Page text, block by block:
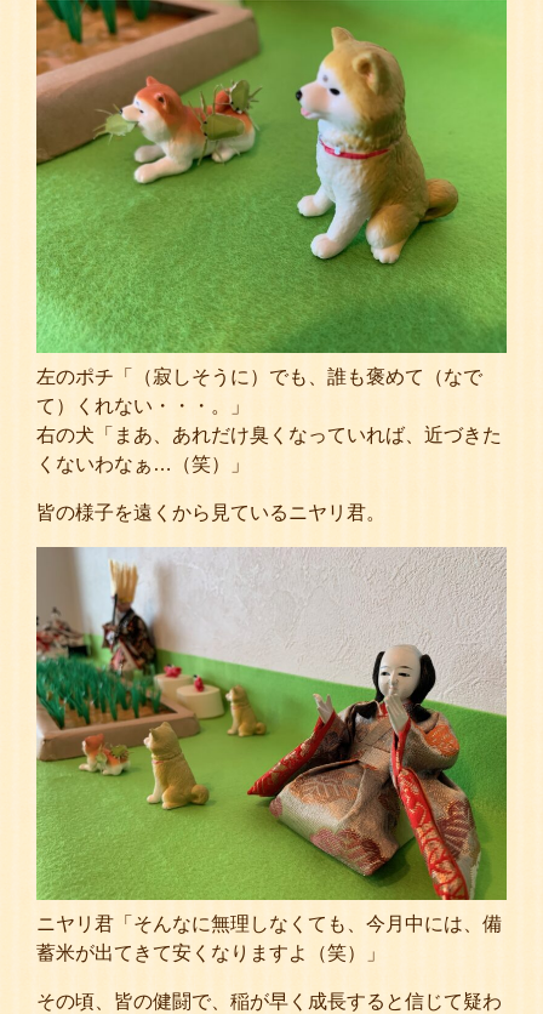
左のポチ「（寂しそうに）でも、誰も褒めて（なで
て）くれない・・・。」
右の犬「まあ、あれだけ臭くなっていれば、近づきた
くないわなぁ…（笑）」
皆の様子を遠くから見ているニヤリ君。
ニヤリ君「そんなに無理しなくても、今月中には、備
蓄米が出てきて安くなりますよ（笑）」
その頃、皆の健闘で、稲が早く成長すると信じて疑わ